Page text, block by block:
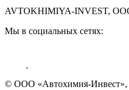
AVTOKHIMIYA-INVEST,
Мы в социальных сетях:
© ООО «Автохимия-Инвест»,